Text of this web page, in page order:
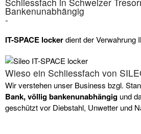
Bankenunabhängig
-
IT-SPACE lockerdient der Verwahrung
Wieso ein Schliessfach von
Wir verstehen unser Business bzgl.
Bank, völlig bankenunabhängig und
geschützt vor Diebstahl, Unwetter und